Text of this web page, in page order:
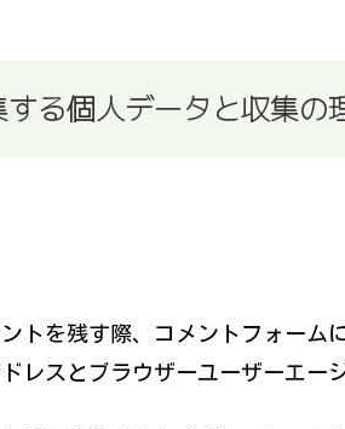
る個人データと収集の
トを残す際、コメントフォーム
レスとブラウザーユーザーエー